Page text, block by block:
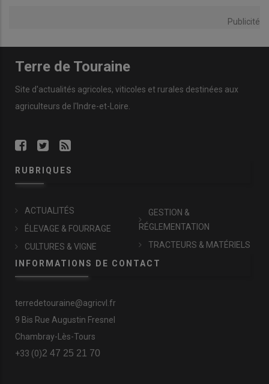
Publicité
Terre de Touraine
Site d'actualités agricoles, viticoles et rurales destinées aux
agriculteurs de l'Indre-et-Loire.
RUBRIQUES
ACTUALITÉS
ÉLEVAGE & FOURRAGE
CULTURES & VIGNE
GESTION &
RÉGLEMENTATION
TRACTEURS & MATÉRIELS
INFORMATIONS DE CONTACT
terredetouraine@agricvl.fr
9 Bis Rue Augustin Fresnel
Chambray-Lès-Tours
+33 (0)2 47 25 21 70